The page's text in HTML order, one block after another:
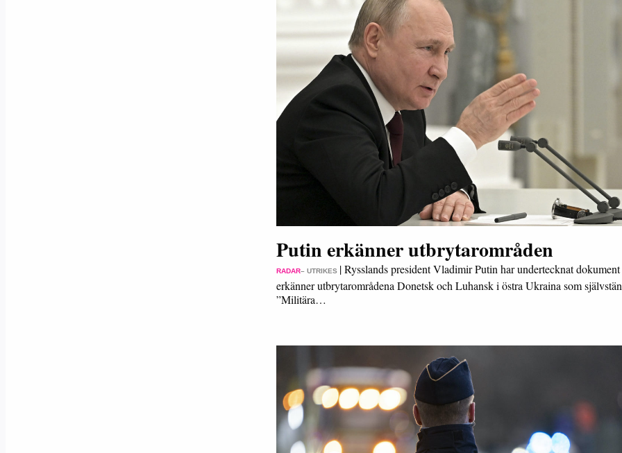
Putin erkänner utbrytarområden
RADAR– UTRIKES |Rysslands president Vladimir Putin har undertecknat
erkänner utbrytarområdena Donetsk och Luhansk i östra Ukraina som
”Militära…